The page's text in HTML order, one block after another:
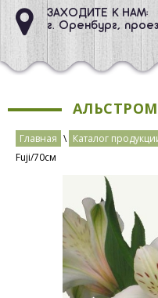
ЗАХОДИТЕ К НАМ:
г. Оренбург,
Главная \ Каталог
Fuji/70см